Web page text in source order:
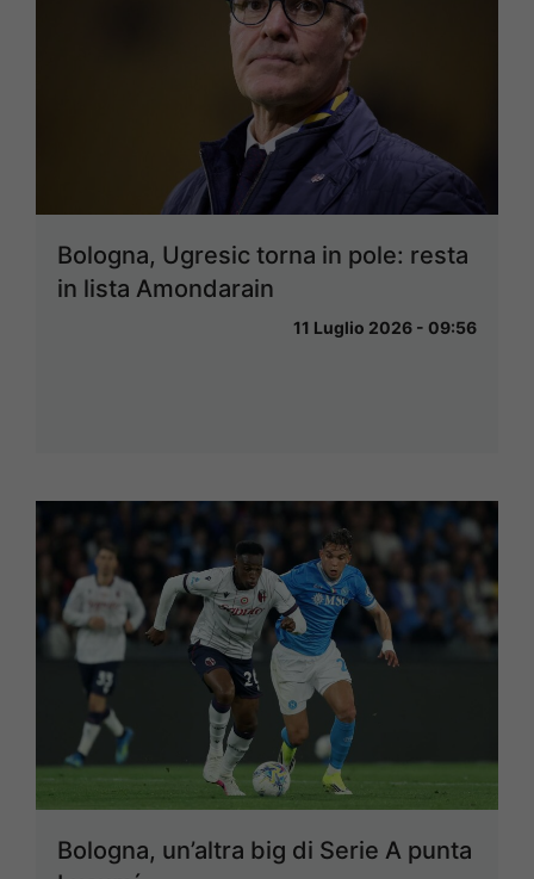
Bologna, Ugresic torna in pole: resta
in lista Amondarain
11 Luglio 2026 - 09:56
Bologna, un’altra big di Serie A punta